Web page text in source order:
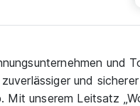
und
und
Mit unserem Leitsatz